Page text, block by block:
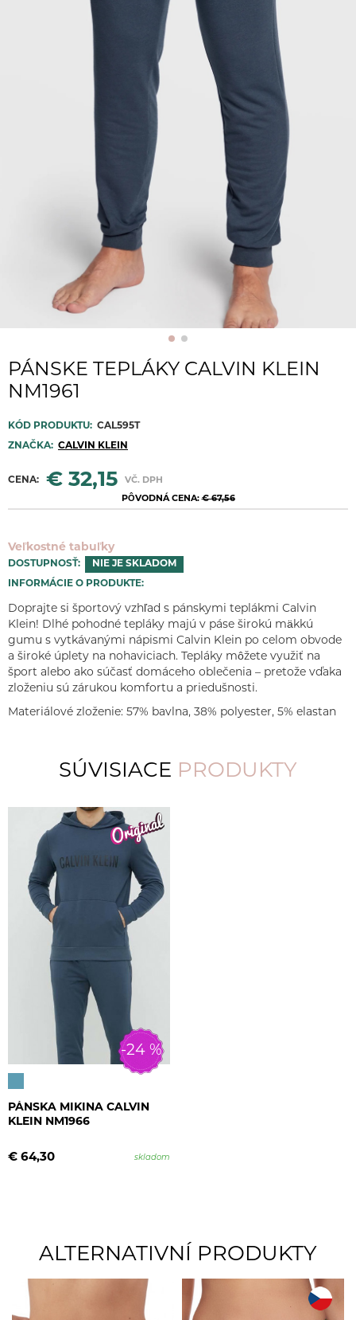
PÁNSKE TEPLÁKY CALVIN KLEIN
NM1961
KÓD PRODUKTU: CAL595T
ZNAČKA: CALVIN KLEIN
CENA: € 32,15 VČ. DPH
PÔVODNÁ CENA:€ 67,56
Veľkostné tabuľky
DOSTUPNOSŤ: NIE JE SKLADOM
INFORMÁCIE O PRODUKTE:
Doprajte si športový vzhľad s pánskymi teplákmi Calvin
Klein! Dlhé pohodné tepláky majú v páse širokú mäkkú
gumu s vytkávanými nápismi Calvin Klein po celom obvode
a široké úplety na nohaviciach. Tepláky môžete využiť na
šport alebo ako súčasť domáceho oblečenia – pretože vďaka
zloženiu sú zárukou komfortu a priedušnosti.
Materiálové zloženie: 57% bavlna, 38% polyester, 5% elastan
SÚVISIACE PRODUKTY
-24 %
PÁNSKA MIKINA CALVIN
KLEIN NM1966
€ 64,30 skladom
ALTERNATIVNÍ PRODUKTY